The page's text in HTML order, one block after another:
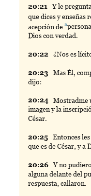
20:21 Yle
que dices y enseñas
acepción deapersona
Dios con verdad.
20:22 ¿Nos es
20:23 MasÉl,
dijo:
20:24 Mostradme
imagen y la
César.
20:25 Entonces
que es de César, y a
20:26 Yno
alguna delante del
respuesta, callaron.